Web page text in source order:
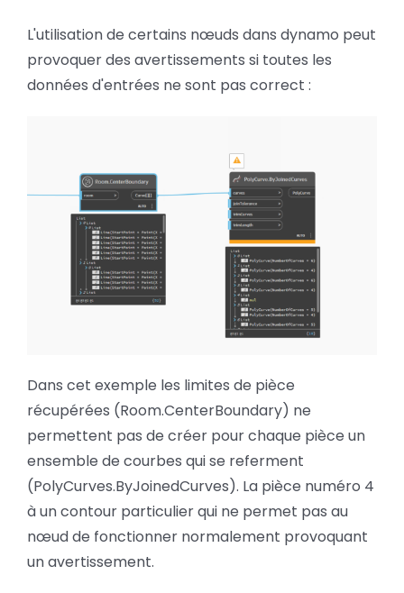
SOCIETE
Rechercher:
des
L'utilisation de certains nœuds dans dynamo peut
provoquer des avertissements si toutes les
données d'entrées ne sont pas correct :
Dans cet exemple les limites de pièce
récupérées (Room.CenterBoundary) ne
permettent pas de créer pour chaque pièce un
ensemble de courbes qui se referment
(PolyCurves.ByJoinedCurves). La pièce numéro 4
à un contour particulier qui ne permet pas au
nœud de fonctionner normalement provoquant
un avertissement.